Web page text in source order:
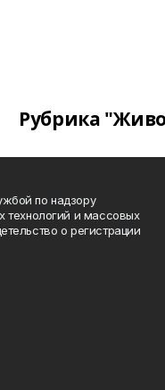
Рубрика
по надзору
технологий и массовых
о регистрации